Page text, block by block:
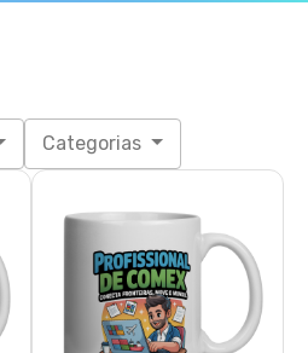
Categorias